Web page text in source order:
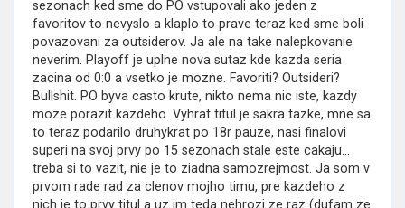
sezonach ked sme do PO vstupovali ako jeden z
favoritov to nevyslo a klaplo to prave teraz ked sme boli
povazovani za outsiderov. Ja ale na take nalepkovanie
neverim. Playoff je uplne nova sutaz kde kazda seria
zacina od 0:0 a vsetko je mozne. Favoriti? Outsideri?
Bullshit. PO byva casto krute, nikto nema nic iste, kazdy
moze porazit kazdeho. Vyhrat titul je sakra tazke, mne sa
to teraz podarilo druhykrat po 18r pauze, nasi finalovi
superi na svoj prvy po 15 sezonach stale este cakaju...
treba si to vazit, nie je to ziadna samozrejmost. Ja som v
prvom rade rad za clenov mojho timu, pre kazdeho z
nich je to prvy titul a uz im teda nehrozi ze raz (dufam ze